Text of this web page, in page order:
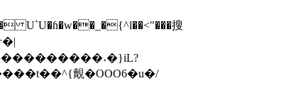
U`U�ɦ�w��_�{^l��<"���搜